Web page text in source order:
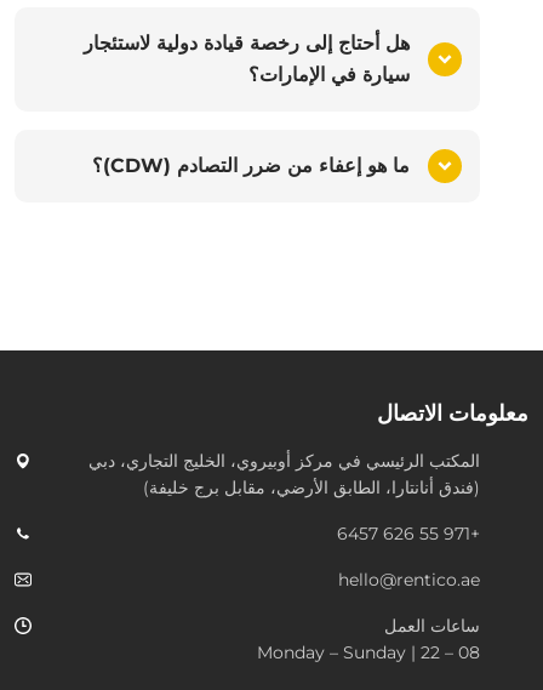
هل أحتاج إلى رخصة قيادة دولية لاستئجار
سيارة في الإمارات؟
ما هو إعفاء من ضرر التصادم (CDW)؟
معلومات الاتصال
المكتب الرئيسي في مركز أوبيروي، الخليج التجاري، دبي
(فندق أنانتارا، الطابق الأرضي، مقابل برج خليفة)
+971 55 626 6457
hello@rentico.ae
ساعات العمل
08 – 22 | Monday – Sunday